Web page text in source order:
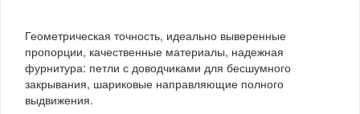
Геометрическая точность, идеально выверенные
пропорции, качественные материалы, надежная
фурнитура: петли с доводчиками для бесшумного
закрывания, шариковые направляющие полного
выдвижения.